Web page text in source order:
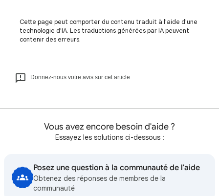
Cette page peut comporter du contenu traduit à l'aide d'une
technologie d'IA. Les traductions générées par IA peuvent
contenir des erreurs.
Donnez-nous votre avis sur cet article
Vous avez encore besoin d'aide ?
Essayez les solutions ci-dessous :
Posez une question à la communauté de l'aide
Obtenez des réponses de membres de la
communauté